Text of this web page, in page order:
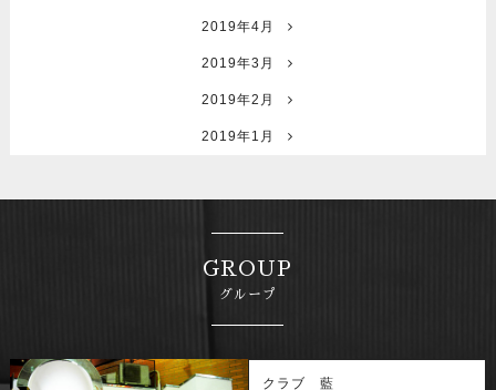
2019年4月
2019年3月
2019年2月
2019年1月
GROUP
グループ
クラブ 藍